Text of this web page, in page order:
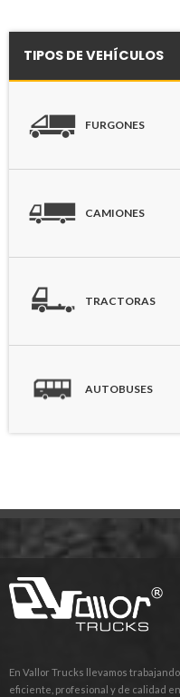
TIPOS DE VEHÍCULOS
FURGONES
CAMIONES
TRACTORAS
AUTOBUSES
En Vallor Trucks llevamos
eficiente, profesional y de calidad